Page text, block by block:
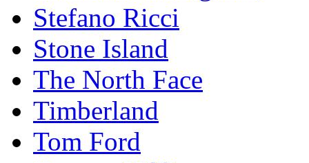
Stefano Ricci
Stоnе Islаnd
The North Face
Timberland
Tom Ford